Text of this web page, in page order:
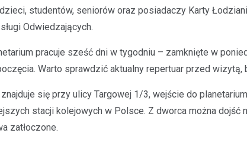
studentów, seniorów oraz posiadaczy Karty
Odwiedzających.
pracuje sześć dni w tygodniu – zamknięte w
Warto sprawdzić aktualny repertuar przed
się przy ulicy Targowej 1/3, wejście do
stacji kolejowych w Polsce. Z dworca można
zatłoczone.